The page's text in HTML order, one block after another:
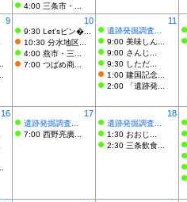
4:00 三条市・...
9 10
9:30 Let'sピン�...
10:30 分水地区...
4:00 燕市・三...
7:00 つばめ商...
11
遺跡発掘調査...
9:00 美味しん...
9:00 さんじ...
9:30 しただ...
1:00 建国記念...
2:00 「遺跡発...
16 17
遺跡発掘調査...
7:00 西野亮廣...
18
遺跡発掘調査...
1:30 おおじ...
2:30 三条飲食...